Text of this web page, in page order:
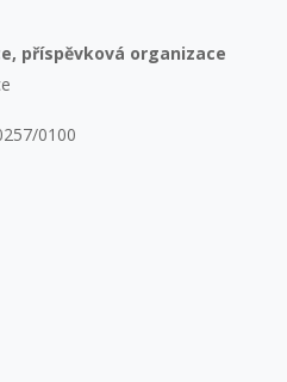
příspěvková organizace
0100